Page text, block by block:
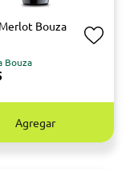
Bouza
Bouza
Agregar